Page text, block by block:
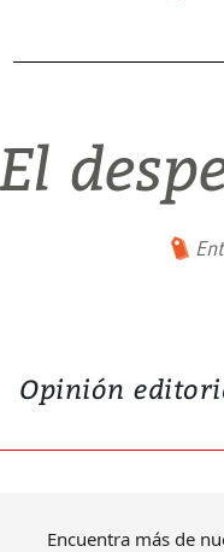
Opinión
Encuentra más de